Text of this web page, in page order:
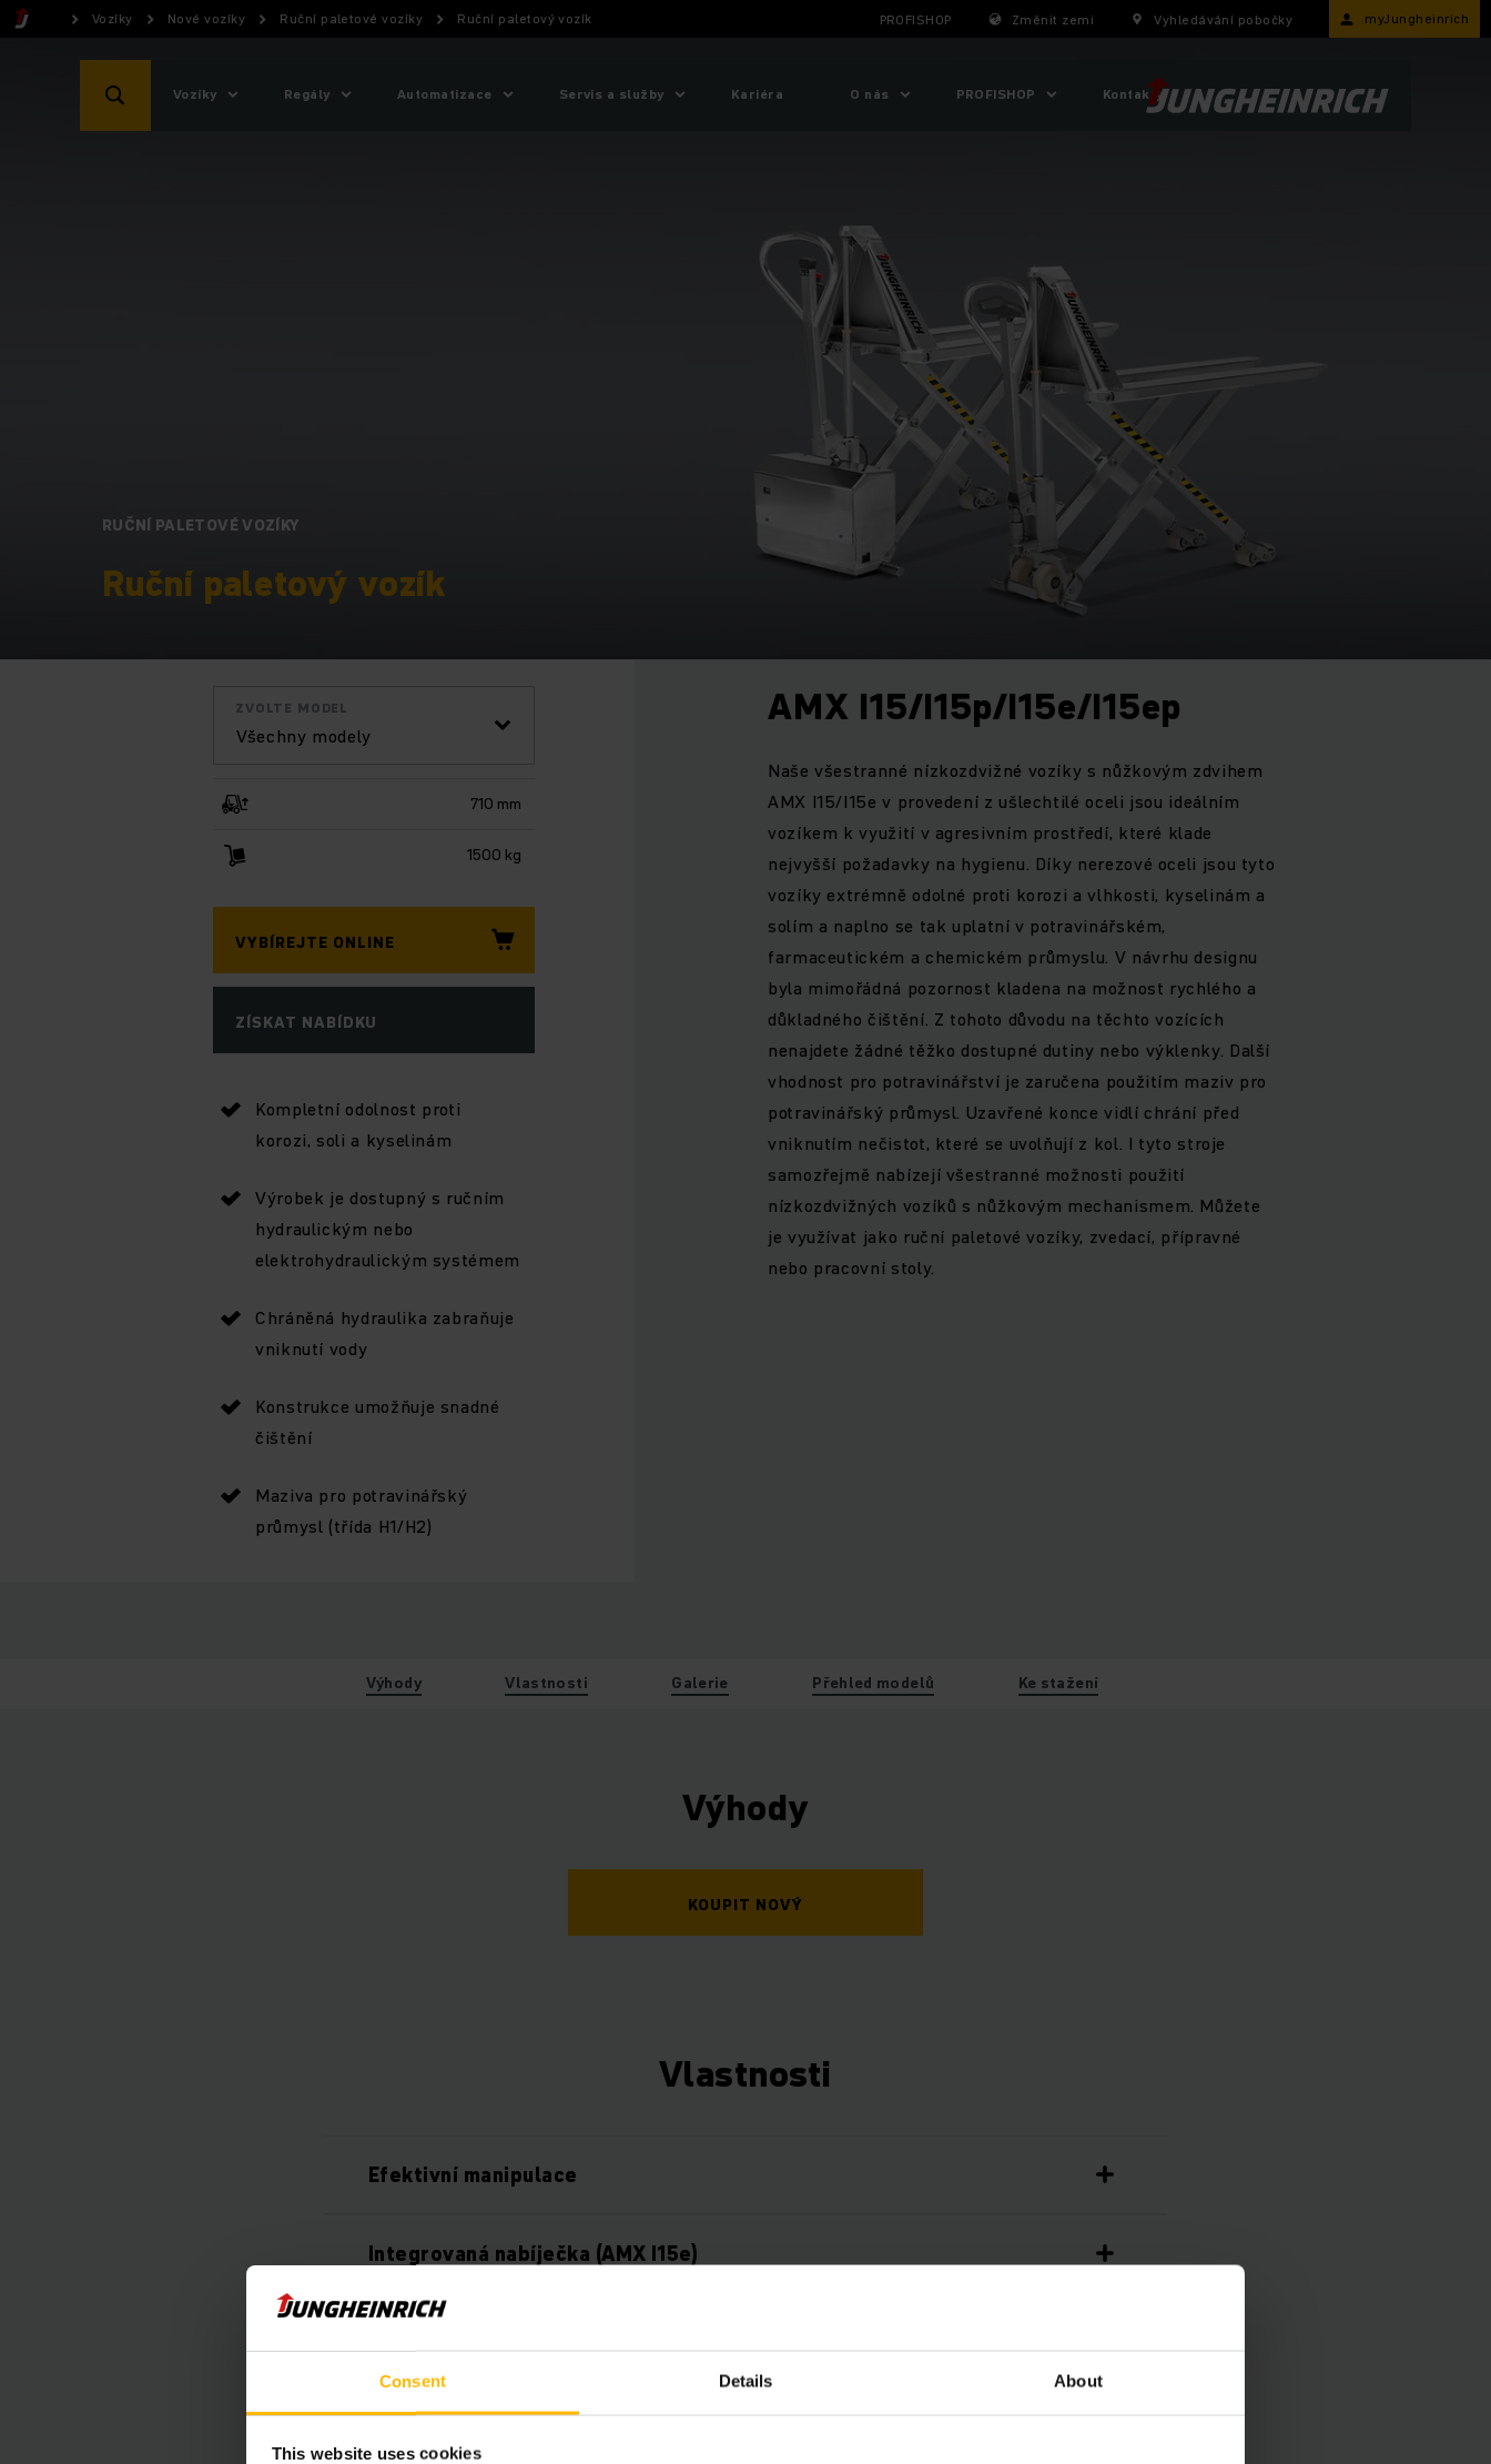
Consent Details About
This website uses cookies
Vozíky Nové vozíky Ruční paletové vozíky Ruční paletový vozík PROFISHOP Změnit zemi Vyhledávání pobočky myJungheinrich
Vozíky Regály Automatizace Servis a služby Kariéra O nás PROFISHOP Kontakty
RUČNÍ PALETOVÉ VOZÍKY
Ruční paletový vozík
Všechny modely
ZVOLTE MODEL
710 mm
1500 kg
VYBÍREJTE ONLINE
ZÍSKAT NABÍDKU
Kompletní odolnost proti
korozi, soli a kyselinám
Výrobek je dostupný s ručním
hydraulickým nebo
elektrohydraulickým systémem
Chráněná hydraulika zabraňuje
vniknutí vody
Konstrukce umožňuje snadné
čištění
Maziva pro potravinářský
průmysl (třída H1/H2)
AMX I15/I15p/I15e/I15ep
Naše všestranné nízkozdvižné vozíky s nůžkovým zdvihem
AMX I15/I15e v provedení z ušlechtilé oceli jsou ideálním
vozíkem k využití v agresivním prostředí, které klade
nejvyšší požadavky na hygienu. Díky nerezové oceli jsou tyto
vozíky extrémně odolné proti korozi a vlhkosti, kyselinám a
solím a naplno se tak uplatní v potravinářském,
farmaceutickém a chemickém průmyslu. V návrhu designu
byla mimořádná pozornost kladena na možnost rychlého a
důkladného čištění. Z tohoto důvodu na těchto vozících
nenajdete žádné těžko dostupné dutiny nebo výklenky. Další
vhodnost pro potravinářství je zaručena použitím maziv pro
potravinářský průmysl. Uzavřené konce vidlí chrání před
vniknutím nečistot, které se uvolňují z kol. I tyto stroje
samozřejmě nabízejí všestranné možnosti použití
nízkozdvižných vozíků s nůžkovým mechanismem. Můžete
je využívat jako ruční paletové vozíky, zvedací, přípravné
nebo pracovní stoly.
Výhody Vlastnosti Galerie Přehled modelů Ke stažení
Výhody
KOUPIT NOVÝ
Vlastnosti
Efektivní manipulace
Integrovaná nabíječka (AMX I15e)
Bezpečné a obratné provedení